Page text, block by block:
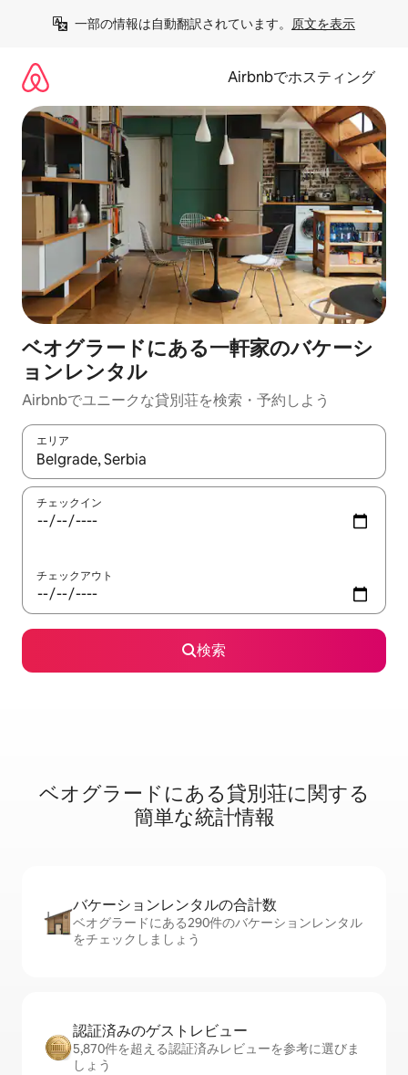
一部の情報は自動翻訳されています。 原文を表示
Airbnbでホスティング
ベオグラードにある一軒家のバケーシ
ョンレンタル
Airbnbでユニークな貸別荘を検索・予約しよう
エリア
検索結果が表示されたら、上下の矢印キーを使って移動するか
チェックイン
チェックアウト
検索
ベオグラードに⁠あ⁠る貸⁠別⁠荘⁠に関⁠す⁠る
簡⁠単⁠な統⁠計⁠情⁠報
バケーションレ⁠ン⁠タ⁠ル⁠の合⁠計⁠数
ベオグラードにある290件のバケーションレンタル
をチェックしましょう
認証済みのゲ⁠ス⁠ト⁠レ⁠ビ⁠ュ⁠ー
5,870件を超える認証済みレビューを参考に選びま
しょう